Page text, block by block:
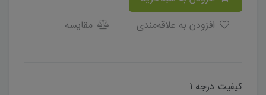
مقایسه
کیفیت درجه 1